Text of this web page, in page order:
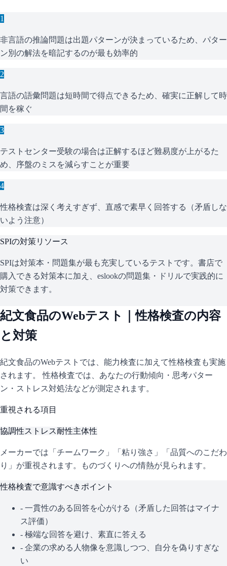
1
非言語の推論問題は出題パターンが決まっているため、パター
ン別の解法を暗記するのが最も効率的
2
言語の語彙問題は短時間で得点できるため、確実に正解して時
間を稼ぐ
3
テストセンター受験の場合は正解するほど難易度が上がるた
め、序盤のミスを減らすことが重要
4
性格検査は深く考えすぎず、直感で素早く回答する（矛盾しな
いよう注意）
SPIの対策リソース
SPIは対策本・問題集が最も充実しているテストです。書店で
購入できる対策本に加え、eslookの問題集・ドリルで実践的に
対策できます。
紀文食品のWebテスト｜性格検査の内容
と対策
紀文食品のWebテストでは、能力検査に加えて性格検査も実施
されます。 性格検査では、あなたの行動傾向・思考パター
ン・ストレス対処法などが測定されます。
重視される項目
協調性ストレス耐性主体性
メーカーでは「チームワーク」「粘り強さ」「品質へのこだわ
り」が重視されます。ものづくりへの情熱が見られます。
性格検査で意識すべきポイント
- 一貫性のある回答を心がける（矛盾した回答はマイナ
ス評価）
- 極端な回答を避け、素直に答える
- 企業の求める人物像を意識しつつ、自分を偽りすぎな
い